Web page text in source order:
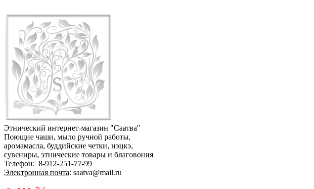
Этнический интернет-магазин "Саатва"
Поющие чаши, мыло ручной работы,
аромамасла, буддийские четки, нэцкэ,
сувениры, этнические товары и благовония
Телефон: 8-912-251-77-99
Электронная почта: saatva@mail.ru